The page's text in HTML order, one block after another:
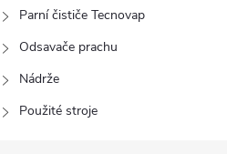
Parní čističe Tecnovap
Odsavače prachu
Nádrže
Použité stroje